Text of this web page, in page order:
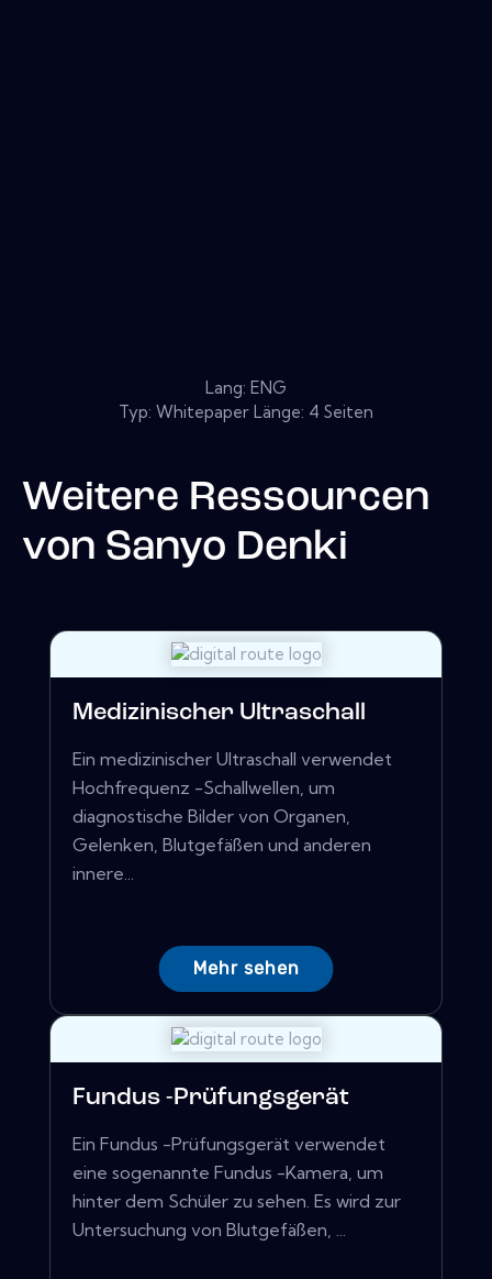
Lang: ENG
Typ: Whitepaper Länge: 4 Seiten
Weitere Ressourcen
von Sanyo Denki
Medizinischer Ultraschall
Ein medizinischer Ultraschall verwendet
Hochfrequenz -Schallwellen, um
diagnostische Bilder von Organen,
Gelenken, Blutgefäßen und anderen
innere...
Mehr sehen
Fundus -Prüfungsgerät
Ein Fundus -Prüfungsgerät verwendet
eine sogenannte Fundus -Kamera, um
hinter dem Schüler zu sehen. Es wird zur
Untersuchung von Blutgefäßen, ...